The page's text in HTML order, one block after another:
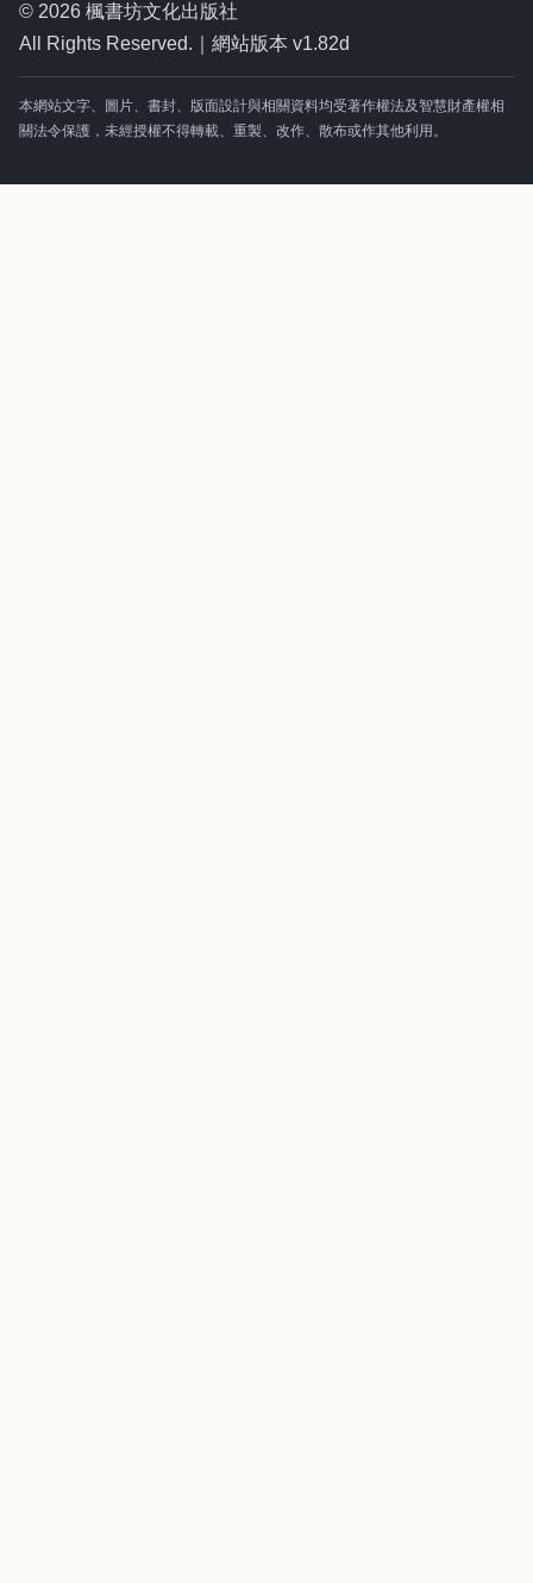
© 2026 楓書坊文化出版社
All Rights Reserved.｜網站版本 v1.82d
本網站文字、圖片、書封、版面設計與相關資料均受著作權法及智慧財產權相
關法令保護，未經授權不得轉載、重製、改作、散布或作其他利用。